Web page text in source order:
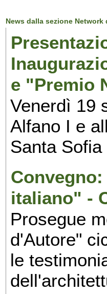
News dalla sezione Network
e "Premio
Venerdì 19
Alfano I e
Santa Sofia
italiano" -
Prosegue
d'Autore"
le